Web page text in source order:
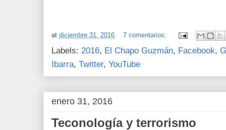
at diciembre 31, 2016 7 comentarios:
Labels: 2016, El Chapo Guzmán, Facebook,
Ibarra, Twitter, YouTube
enero 31, 2016
Teconología y terrorismo